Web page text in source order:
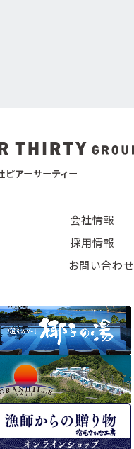
ピアーサーティー
会社情報
採用情報
お問い合わせ